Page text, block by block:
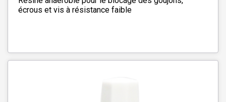
écrous et vis à résistance faible